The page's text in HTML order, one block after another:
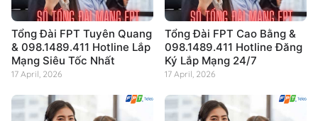
Tổng Đài FPT Tuyên Quang
& 098.1489.411 Hotline Lắp
Mạng Siêu Tốc Nhất
17 April, 2026
Tổng Đài FPT Cao Bằng &
098.1489.411 Hotline Đăng
Ký Lắp Mạng 24/7
17 April, 2026